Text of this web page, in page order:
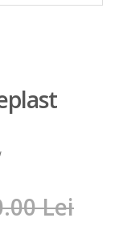
Lei